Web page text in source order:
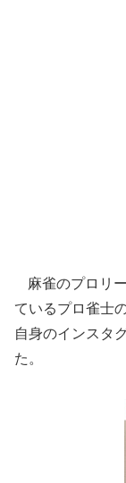
麻雀のプロリ
ているプロ雀士
自身のインスタ
た。